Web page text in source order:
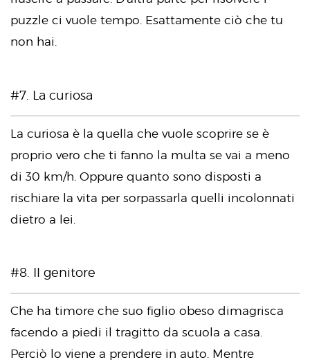
puzzle ci vuole tempo. Esattamente ciò che tu
non hai.
#7. La curiosa
La curiosa è la quella che vuole scoprire se è
proprio vero che ti fanno la multa se vai a meno
di 30 km/h. Oppure quanto sono disposti a
rischiare la vita per sorpassarla quelli incolonnati
dietro a lei.
#8. Il genitore
Che ha timore che suo figlio obeso dimagrisca
facendo a piedi il tragitto da scuola a casa.
Perciò lo viene a prendere in auto. Mentre